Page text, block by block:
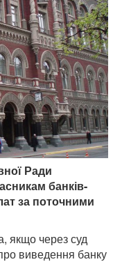
Ради
банків-
за поточними
якщо через суд
виведення банку